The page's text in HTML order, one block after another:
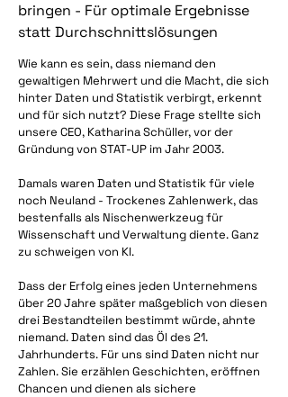
bringen - Für optimale Ergebnisse
statt Durchschnittslösungen
Wie kann es sein, dass niemand den
gewaltigen Mehrwert und die Macht, die sich
hinter Daten und Statistik verbirgt, erkennt
und für sich nutzt? Diese Frage stellte sich
unsere CEO, Katharina Schüller, vor der
Gründung von STAT-UP im Jahr 2003.
Damals waren Daten und Statistik für viele
noch Neuland - Trockenes Zahlenwerk, das
bestenfalls als Nischenwerkzeug für
Wissenschaft und Verwaltung diente. Ganz
zu schweigen von KI.
Dass der Erfolg eines jeden Unternehmens
über 20 Jahre später maßgeblich von diesen
drei Bestandteilen bestimmt würde, ahnte
niemand. Daten sind das Öl des 21.
Jahrhunderts. Für uns sind Daten nicht nur
Zahlen. Sie erzählen Geschichten, eröffnen
Chancen und dienen als sichere